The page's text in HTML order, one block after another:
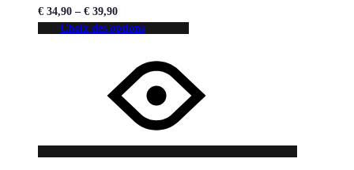
€ 34,90 – € 39,90
Choix des options